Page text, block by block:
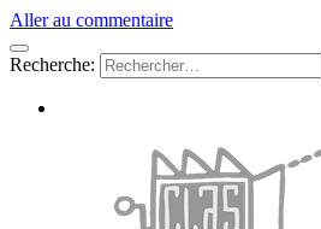
Aller au commentaire
Recherche: